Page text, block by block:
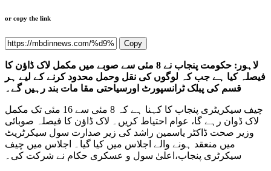
or copy the link
Copy
لاہور: حکومت پنجاب نے 8 مئی سے صوبے میں مکمل لاک ڈاؤن کا
فیصلہ کیا ہے جب کہ لوگوں کی نقل وحمل محدود کرنے کے لیے ہر
قسم کی پبلک ٹرانسپورٹ اورسیاحتی مقا مات بند رہیں گے۔
چیف سیکریٹری پنجاب کا کہنا ہے کہ 8 مئی سے 16 مئی تک مکمل
لاک ڈوان رہے گا، عوام احتیاط کریں۔ لاک ڈاؤن کا فیصلہ صوبائی
وزیر صحت ڈاکٹر یاسمین راشد کی زیر صدارت سول سیکرٹریٹ
میں منعقد ہونے والے اجلاس میں کیا گیا۔ اجلاس میں چیف
سیکرٹری پنجاب،اعلیٰ سول و عسکری حکام نے شرکت کی۔